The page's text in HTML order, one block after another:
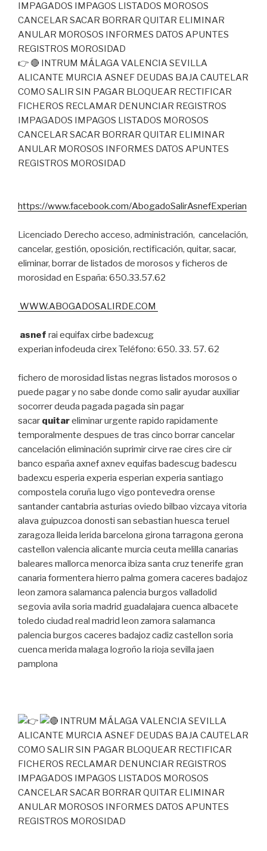
👉 🔴 INTRUM MÁLAGA VALENCIA SEVILLA
ALICANTE MURCIA ASNEF DEUDAS BAJA CAUTELAR
COMO SALIR SIN PAGAR BLOQUEAR RECTIFICAR
FICHEROS RECLAMAR DENUNCIAR REGISTROS
IMPAGADOS IMPAGOS LISTADOS MOROSOS
CANCELAR SACAR BORRAR QUITAR ELIMINAR
ANULAR MOROSOS INFORMES DATOS APUNTES
REGISTROS MOROSIDAD
https://www.facebook.com/AbogadoSalirAsnefExperian
Licenciado Derecho acceso, administración, cancelación,
cancelar, gestión, oposición, rectificación, quitar, sacar,
eliminar, borrar de listados de morosos y ficheros de
morosidad en España: 650.33.57.62
WWW.ABOGADOSALIRDE.COM
asnef rai equifax cirbe badexcug
experian infodeuda cirex Teléfono: 650. 33. 57. 62
fichero de morosidad listas negras listados morosos o
puede pagar y no sabe donde como salir ayudar auxiliar
socorrer deuda pagada pagada sin pagar
sacar quitareliminar urgente rapido rapidamente
temporalmente despues de tras cinco borrar cancelar
cancelación eliminación suprimir cirve rae cires cire cir
banco españa axnef axnev equifas badescug badescu
badexcu esperia experia esperian experia santiago
compostela coruña lugo vigo pontevedra orense
santander cantabria asturias oviedo bilbao vizcaya vitoria
alava guipuzcoa donosti san sebastian huesca teruel
zaragoza lleida lerida barcelona girona tarragona gerona
castellon valencia alicante murcia ceuta melilla canarias
baleares mallorca menorca ibiza santa cruz tenerife gran
canaria formentera hierro palma gomera caceres badajoz
leon zamora salamanca palencia burgos valladolid
segovia avila soria madrid guadalajara cuenca albacete
toledo ciudad real madrid leon zamora salamanca
palencia burgos caceres badajoz cadiz castellon soria
cuenca merida malaga logroño la rioja sevilla jaen
pamplona
INTRUM MÁLAGA VALENCIA SEVILLA
ALICANTE MURCIA ASNEF DEUDAS BAJA CAUTELAR
COMO SALIR SIN PAGAR BLOQUEAR RECTIFICAR
FICHEROS RECLAMAR DENUNCIAR REGISTROS
IMPAGADOS IMPAGOS LISTADOS MOROSOS
CANCELAR SACAR BORRAR QUITAR ELIMINAR
ANULAR MOROSOS INFORMES DATOS APUNTES
REGISTROS MOROSIDAD